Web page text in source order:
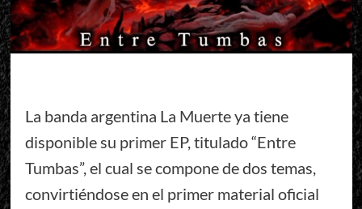
La banda argentina La Muerte ya tiene
disponible su primer EP, titulado “Entre
Tumbas”, el cual se compone de dos temas,
convirtiéndose en el primer material oficial